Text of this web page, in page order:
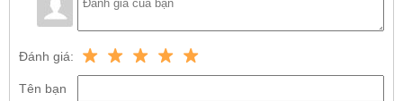
Đánh giá:
Tên bạn